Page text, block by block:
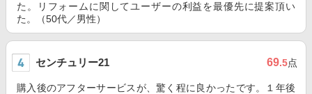
た。リフォームに関してユーザーの利益を最優先に提案頂い
た。（50代／男性）
センチュリー21 69.5点
購入後のアフターサービスが、驚く程に良かったです。１年後